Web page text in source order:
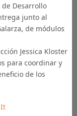
Desarrollo
junto al
de módulos
Jessica Kloster
para coordinar y
de los